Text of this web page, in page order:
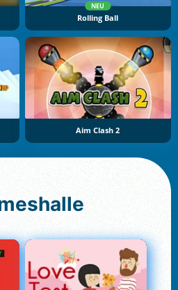
NEU
Rolling Ball
Aim Clash 2